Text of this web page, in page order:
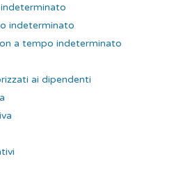
indeterminato
a tempo indeterminato
ai dipendenti